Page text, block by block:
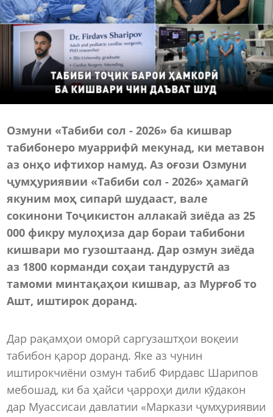
Озмуни «Табиби сол - 2026» ба кишвар
табибонеро муаррифӣ мекунад, ки метавон
аз онҳо ифтихор намуд. Аз оғози Озмуни
ҷумҳуриявии «Табиби сол - 2026» ҳамагӣ
якуним моҳ сипарӣ шудааст, вале
сокинони Тоҷикистон аллакай зиёда аз 25
000 фикру мулоҳиза дар бораи табибони
кишвари мо гузоштаанд. Дар озмун зиёда
аз 1800 корманди соҳаи тандурустӣ аз
тамоми минтақаҳои кишвар, аз Мурғоб то
Ашт, иштирок доранд.
Дар рақамҳои оморӣ саргузаштҳои воқеии
табибон қарор доранд. Яке аз чунин
иштирокчиёни озмун табиб Фирдавс Шарипов
мебошад, ки ба ҳайси ҷарроҳи дили кӯдакон
дар Муассисаи давлатии «Маркази ҷумҳуриявии